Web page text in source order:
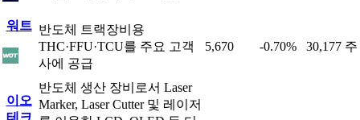
워트 반도체 트랙장비용
THC·FFU·TCU를 주요 고객
사에 공급
5,670 -0.70% 30,177 주
이오
테크
반도체 생산 장비로서 Laser
Marker, Laser Cutter 및 레이저